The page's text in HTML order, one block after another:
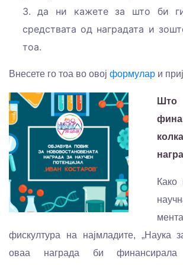
3. да ни кажете за што би ги
средствата од наградата и
тоа.
Внесете го тоа во овој формулар и
Како
фискултура на најмладите, „Наука
оваа награда би